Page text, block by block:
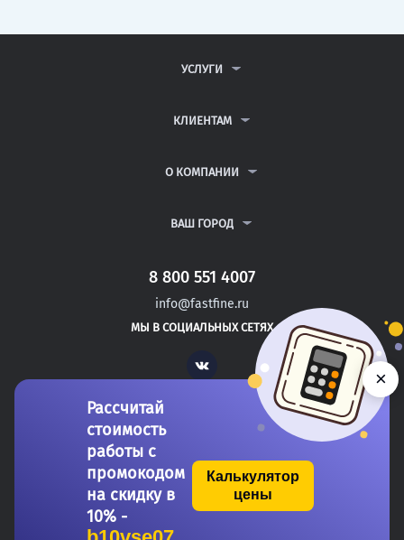
УСЛУГИ
ДИПЛОМНЫЕ РАБОТЫ
РЕФЕРАТЫ
КЛИЕНТАМ
ВОПРОСЫ И ОТВЕТЫ
ПОЛИТИКА КОНФИДЕНЦИАЛЬНОСТИ
О КОМПАНИИ
КОНТАКТЫ
ВАШ ГОРОД
САНКТ-ПЕТЕРБУРГ
ДИМИТРОВГРАД
СЫЗРАНЬ
8 800 551 4007
info@fastfine.ru
МЫ В СОЦИАЛЬНЫХ СЕТЯХ
Vk
Copyright 2011-2026 FastFine.ru
Рассчитай
стоимость
работы с
промокодом
на скидку в
10% -
Калькулятор
цены
×